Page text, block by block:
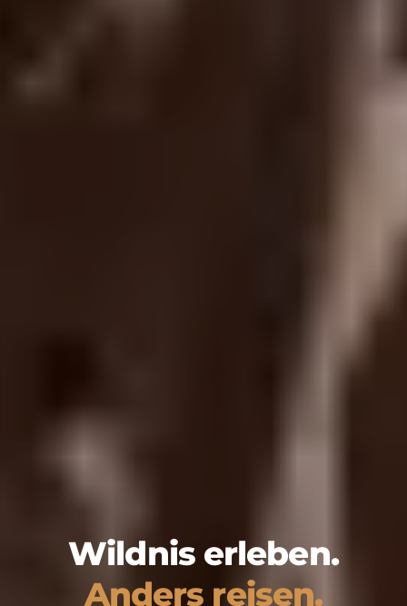
Wildnis erleben.
Anders reisen.